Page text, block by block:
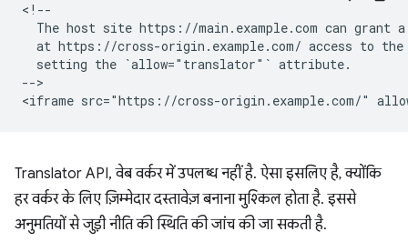
<!--
The host site https://main.example.com can grant
at https://cross-origin.example.com/ access to
  setting the `allow="translator"` attribute.
-->
Translator API, वेब वर्कर में उपलब्ध नहीं है. ऐसा इसलिए है, क्योंकि
हर वर्कर के लिए ज़िम्मेदार दस्तावेज़ बनाना मुश्किल होता है. इससे
अनुमतियों से जुड़ी नीति की स्थिति की जांच की जा सकती है.